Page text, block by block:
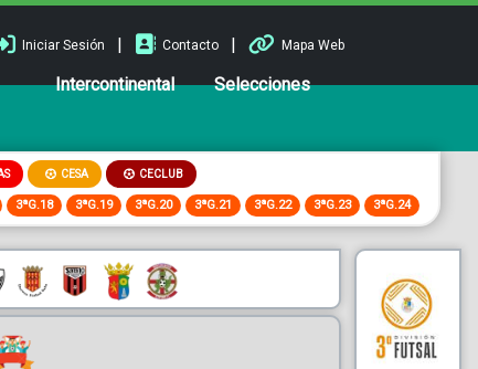
Iniciar Sesión | Contacto | Mapa Web
Intercontinental Selecciones
CESA CECLUB
3ªG.18 3ªG.19 3ªG.20 3ªG.21 3ªG.22 3ªG.23 3ªG.24